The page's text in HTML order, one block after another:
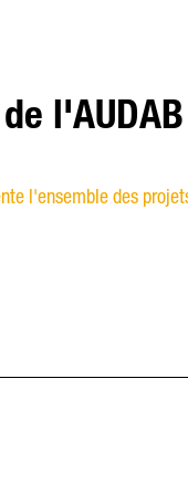
l'ensemble des